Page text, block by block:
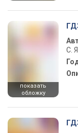
показать
обложку
С.